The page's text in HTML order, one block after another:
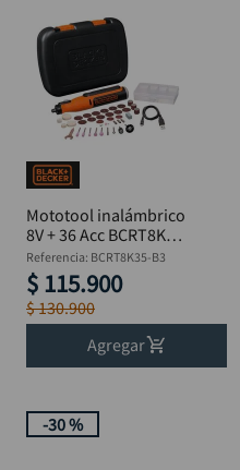
Mototool inalámbrico
8V + 36 Acc BCRT8K35
B&D
Referencia: BCRT8K35-B3
$ 115.900
$130.900
Agregar
-30 %